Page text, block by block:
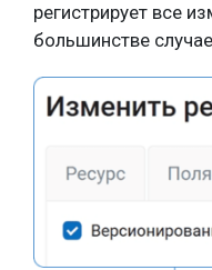
регистрирует все
большинстве